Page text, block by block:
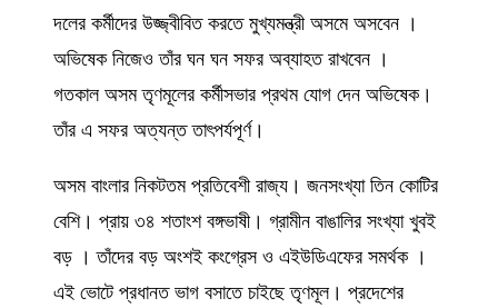
দলের কর্মীদের উজ্জ্বীবিত করতে মুখ্যমন্ত্রী অসমে অসবেন ।
অভিষেক নিজেও তাঁর ঘন ঘন সফর অব্যাহত রাখবেন ।
গতকাল অসম তৃণমূলের কর্মীসভার প্রথম যোগ দেন অভিষেক।
তাঁর এ সফর অত্যন্ত তাৎপর্যপূর্ণ।
অসম বাংলার নিকটতম প্রতিবেশী রাজ্য। জনসংখ্যা তিন কোটির
বেশি। প্রায় ৩৪ শতাংশ বঙ্গভাষী। গ্রামীন বাঙালির সংখ্যা খুবই
বড় । তাঁদের বড় অংশই কংগ্রেস ও এইউডিএফের সমর্থক ।
এই ভোটে প্রধানত ভাগ বসাতে চাইছে তৃণমূল। প্রদেশের